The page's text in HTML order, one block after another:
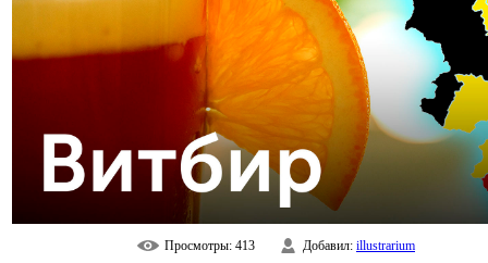
Просмотры: 413 Добавил: illustrarium